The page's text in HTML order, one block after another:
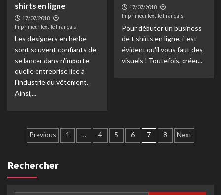
shirts en ligne
17/07/2018
Imprimeur Textile Français
Les designers en herbe
sont souvent confiants de
se lancer dans n'importe
quelle entreprise liée à
l'industrie du vêtement.
Ainsi,...
17/07/2018
Imprimeur Textile Français
Pour débuter un business
de t shirts en ligne, il est
évident qu'il vous faut des
visuels ! Toutefois, créer...
Navigation
articles
Previous 1 … 4 5 6 7 8 Next
Rechercher